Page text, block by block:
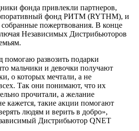
фонда привлекли партнеров,
фонд РИТМ (RYTHM), и
пожертвования. В конце
Независимых Дистрибьюторов
помогаю развозить подарки
мальчики и девочки получают
о которых мечтали, а не
Так они понимают, что их
прочитали, а желание
кажется, такие акции помогают
людям и верить в добро»,
Дистрибьютор QNET